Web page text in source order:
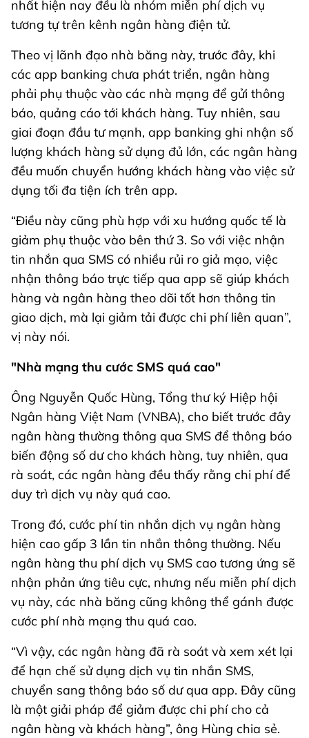
nhất hiện nay đều là nhóm miễn phí dịch vụ
tương tự trên kênh ngân hàng điện tử.
Theo vị lãnh đạo nhà băng này, trước đây, khi
các app banking chưa phát triển, ngân hàng
phải phụ thuộc vào các nhà mạng để gửi thông
báo, quảng cáo tới khách hàng. Tuy nhiên, sau
giai đoạn đầu tư mạnh, app banking ghi nhận số
lượng khách hàng sử dụng đủ lớn, các ngân hàng
đều muốn chuyển hướng khách hàng vào việc sử
dụng tối đa tiện ích trên app.
“Điều này cũng phù hợp với xu hướng quốc tế là
giảm phụ thuộc vào bên thứ 3. So với việc nhận
tin nhắn qua SMS có nhiều rủi ro giả mạo, việc
nhận thông báo trực tiếp qua app sẽ giúp khách
hàng và ngân hàng theo dõi tốt hơn thông tin
giao dịch, mà lại giảm tải được chi phí liên quan”,
vị này nói.
"Nhà mạng thu cước SMS quá cao"
Ông Nguyễn Quốc Hùng, Tổng thư ký Hiệp hội
Ngân hàng Việt Nam (VNBA), cho biết trước đây
ngân hàng thường thông qua SMS để thông báo
biến động số dư cho khách hàng, tuy nhiên, qua
rà soát, các ngân hàng đều thấy rằng chi phí để
duy trì dịch vụ này quá cao.
Trong đó, cước phí tin nhắn dịch vụ ngân hàng
hiện cao gấp 3 lần tin nhắn thông thường. Nếu
ngân hàng thu phí dịch vụ SMS cao tương ứng sẽ
nhận phản ứng tiêu cực, nhưng nếu miễn phí dịch
vụ này, các nhà băng cũng không thể gánh được
cước phí nhà mạng thu quá cao.
“Vì vậy, các ngân hàng đã rà soát và xem xét lại
để hạn chế sử dụng dịch vụ tin nhắn SMS,
chuyển sang thông báo số dư qua app. Đây cũng
là một giải pháp để giảm được chi phí cho cả
ngân hàng và khách hàng”, ông Hùng chia sẻ.